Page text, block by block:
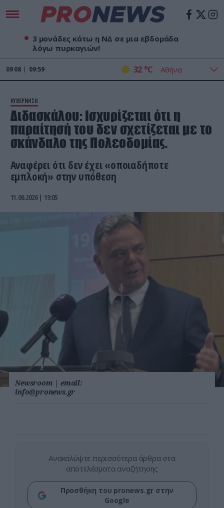
3 μονάδες κάτω η ΝΔ σε μια εβδομάδα
λόγω πυρκαγιών!
09 08 09:59 32 oC
ΚΥΒΕΡΝΗΣΗ
Διδασκάλου: Ισχυρίζεται ότι η
παραίτησή του δεν σχετίζεται με το
σκάνδαλο της Πολεοδομίας.
Αναφέρει ότι δεν έχει «οποιαδήποτε
εμπλοκή» στην υπόθεση
11.06.2026 | 19:05
Newsroom | email:
info@pronews.gr
Ανακαλύψτε περισσότερα άρθρα στα
αποτελέσματα αναζήτησης
Προσθήκη του pronews.gr στην
Google